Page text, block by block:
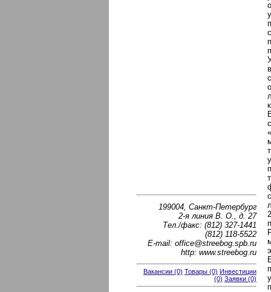
199004, Санкт-Петербург
2-я линия В. О., д. 27
Тел./факс: (812) 327-1441
(812) 118-5522
E-mail: office@streebog.spb.ru
http: www.streebog.ru
Вакансии (0) Товары (0) Инвестиции
(0) Заявки (0)